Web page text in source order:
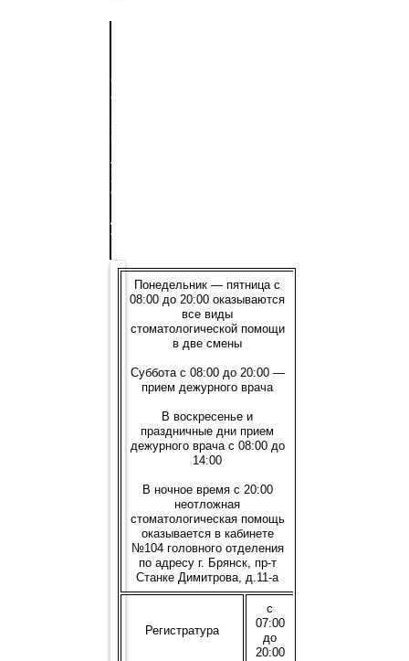
СТОМАТОЛОГИЧЕСКОЕ
ОТДЕЛЕНИЕ
241035,
г.
ул.
22
съезда
д.
4
Понедельник — пятница с
08:00 до 20:00 оказываются
все виды
стоматологической помощи
в две смены
Суббота с 08:00 до 20:00 —
прием дежурного врача
В воскресенье и
праздничные дни прием
дежурного врача с 08:00 до
14:00
В ночное время с 20:00
неотложная
стоматологическая помощь
оказывается в кабинете
№104 головного отделения
по адресу г. Брянск, пр-т
Станке Димитрова, д.11-а
Регистратура
с
07:00
до
20:00